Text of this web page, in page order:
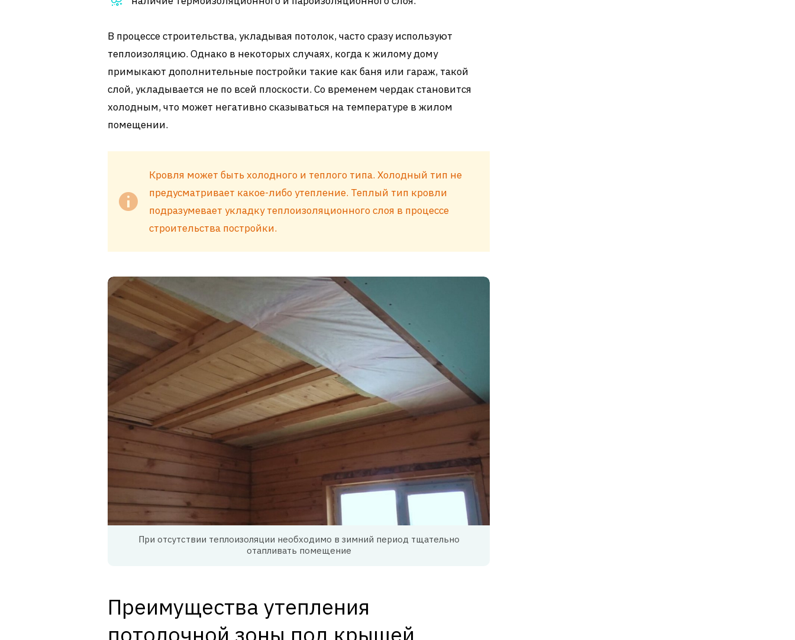
В процессе строительства, укладывая потолок, часто сразу используют
теплоизоляцию. Однако в некоторых случаях, когда к жилому дому
примыкают дополнительные постройки такие как баня или гараж, такой
слой, укладывается не по всей плоскости. Со временем чердак становится
холодным, что может негативно сказываться на температуре в жилом
помещении.
Кровля может быть холодного и теплого типа. Холодный тип не
предусматривает какое-либо утепление. Теплый тип кровли
подразумевает укладку теплоизоляционного слоя в процессе
строительства постройки.
При отсутствии теплоизоляции необходимо в зимний период тщательно
отапливать помещение
Преимущества утепления